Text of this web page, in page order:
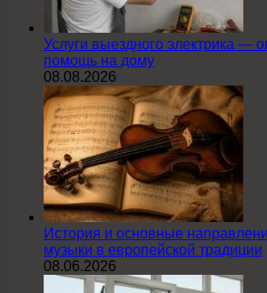
Услуги выездного электрика —
помощь на дому
08.08.2026
История и основные
музыки в европейской традиции
08.06.2026